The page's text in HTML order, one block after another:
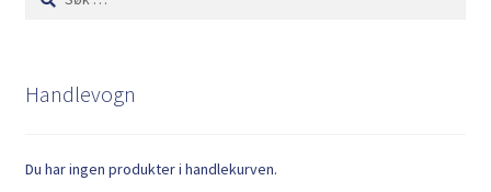
etter:
Handlevogn
Du har ingen produkter i handlekurven.